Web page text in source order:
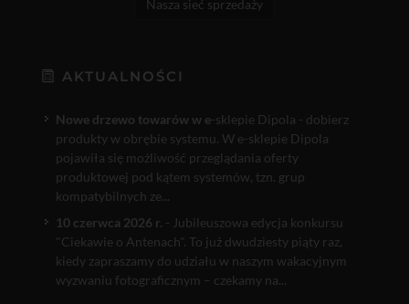
Nasza sieć sprzedaży
AKTUALNOŚCI
Nowe drzewo towarów w e-sklepie Dipola - dobierz
produkty w obrębie systemu. W e-sklepie Dipola
pojawiła się możliwość przeglądania oferty
produktowej pod kątem systemów, tzn. grup
kompatybilnych ze...
10 czerwca 2026 r. - Jubileuszowa edycja konkursu
"Ciekawie o Antenach". To już dwudziesty piąty raz,
kiedy zapraszamy do udziału w naszym wakacyjnym
wyzwaniu fotograficznym – czekamy na...